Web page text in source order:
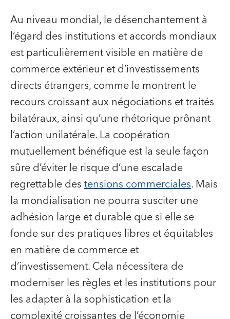
Au niveau mondial, le désenchantement à
l’égard des institutions et accords mondiaux
est particulièrement visible en matière de
commerce extérieur et d’investissements
directs étrangers, comme le montrent le
recours croissant aux négociations et traités
bilatéraux, ainsi qu’une rhétorique prônant
l’action unilatérale. La coopération
mutuellement bénéfique est la seule façon
sûre d’éviter le risque d’une escalade
regrettable destensions commerciales. Mais
la mondialisation ne pourra susciter une
adhésion large et durable que si elle se
fonde sur des pratiques libres et équitables
en matière de commerce et
d’investissement. Cela nécessitera de
moderniser les règles et les institutions pour
les adapter à la sophistication et la